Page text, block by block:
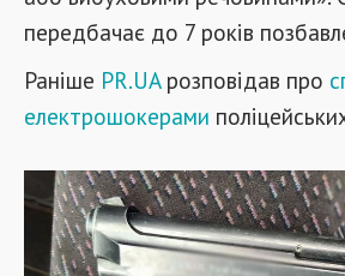
передбачає до 7 років
Раніше PR.UAрозповідав про
електрошокерами